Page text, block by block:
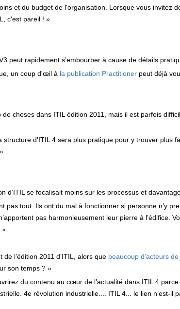
et du budget de l'organisation. Lorsque vous invitez
c'est pareil ! »
peut rapidement s’embourber à cause de détails
un coup d'œil à la publication Practitioner peut déjà
choses dans ITIL édition 2011, mais il est parfois
d'ITIL 4 sera plus pratique pour y trouver plus
d’ITIL se focalisait moins sur les processus et
pas tout. Ils ont du mal à fonctionner si personne n’y
pas harmonieusement leur pierre à l’édifice.
»
l’édition 2011 d’ITIL, alors que beaucoup d’acteurs
son temps ? »
du contenu au cœur de l’actualité dans ITIL 4
4e révolution industrielle.... ITIL 4... le lien n’est-il